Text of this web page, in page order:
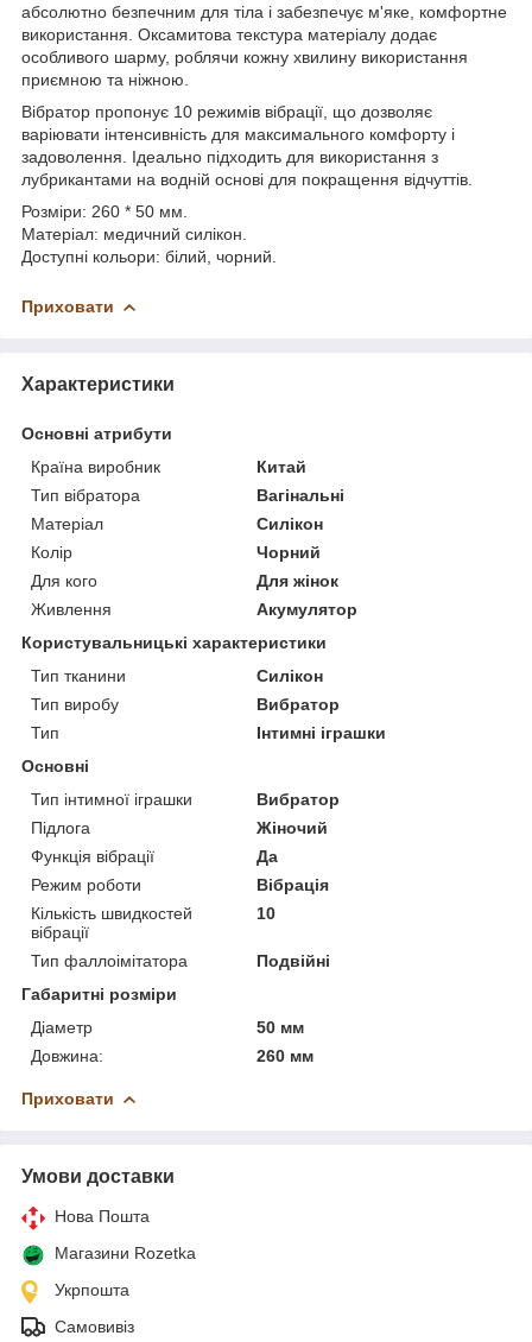
абсолютно безпечним для тіла і забезпечує м'яке, комфортне
використання. Оксамитова текстура матеріалу додає
особливого шарму, роблячи кожну хвилину використання
приємною та ніжною.
Вібратор пропонує 10 режимів вібрації, що дозволяє
варіювати інтенсивність для максимального комфорту і
задоволення. Ідеально підходить для використання з
лубрикантами на водній основі для покращення відчуттів.
Розміри: 260 * 50 мм.
Матеріал: медичний силікон.
Доступні кольори: білий, чорний.
Приховати
Характеристики
Основні атрибути
Країна виробник
Китай
Тип вібратора
Вагінальні
Матеріал
Силікон
Колір
Чорний
Для кого
Для жінок
Живлення
Акумулятор
Користувальницькі характеристики
Тип тканини
Силікон
Тип виробу
Вибратор
Тип
Інтимні іграшки
Основні
Тип інтимної іграшки
Вибратор
Підлога
Жіночий
Функція вібрації
Да
Режим роботи
Вібрація
Кількість швидкостей
вібрації
10
Тип фаллоімітатора
Подвійні
Габаритні розміри
Діаметр
50 мм
Довжина:
260 мм
Приховати
Умови доставки
Нова Пошта
Магазини Rozetka
Укрпошта
Самовивіз